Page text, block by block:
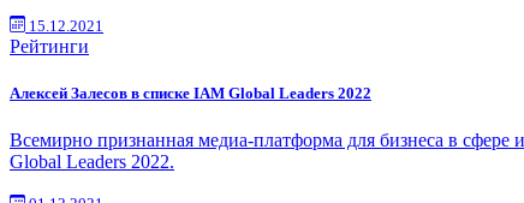
15.12.2021
Рейтинги
Алексей Залесов в списке IAM Global Leaders 2022
Всемирно признанная медиа-платформа для бизнеса в
Global Leaders 2022.